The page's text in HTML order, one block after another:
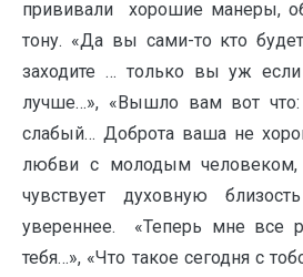
прививали хорошие манеры,
тону. «Да вы сами-то кто
заходите … только вы уж
лучше…», «Вышло вам вот
слабый… Доброта ваша не
любви с молодым
чувствует духовную
увереннее. «Теперь мне все
тебя…», «Что такое сегодня с